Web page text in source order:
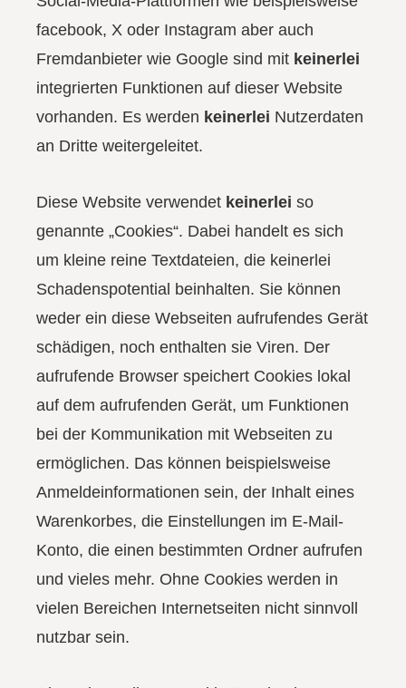
facebook, X oder Instagram aber auch
Fremdanbieter wie Google sind mit keinerlei
integrierten Funktionen auf dieser Website
vorhanden. Es werden keinerlei Nutzerdaten
an Dritte weitergeleitet.
Diese Website verwendet keinerlei so
genannte „Cookies“. Dabei handelt es sich
um kleine reine Textdateien, die keinerlei
Schadenspotential beinhalten. Sie können
weder ein diese Webseiten aufrufendes Gerät
schädigen, noch enthalten sie Viren. Der
aufrufende Browser speichert Cookies lokal
auf dem aufrufenden Gerät, um Funktionen
bei der Kommunikation mit Webseiten zu
ermöglichen. Das können beispielsweise
Anmeldeinformationen sein, der Inhalt eines
Warenkorbes, die Einstellungen im E-Mail-
Konto, die einen bestimmten Ordner aufrufen
und vieles mehr. Ohne Cookies werden in
vielen Bereichen Internetseiten nicht sinnvoll
nutzbar sein.